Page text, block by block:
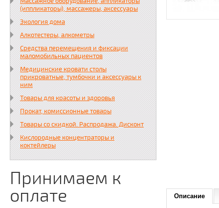
(иппликаторы), массажеры, аксессуары
Экология дома
Алкотестеры, алкометры
Средства перемещения и фиксации
маломобильных пациентов
Медицинские кровати столы
прикроватные, тумбочки и аксессуары к
ним
Товары для красоты и здоровья
Прокат, комиссионные товары
Товары со скидкой. Распродажа. Дисконт
Кислородные концентраторы и
коктейлеры
Принимаем к
оплате
Описание